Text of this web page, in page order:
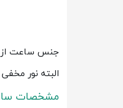
جنس ساعت از
البته نور
مشخصات